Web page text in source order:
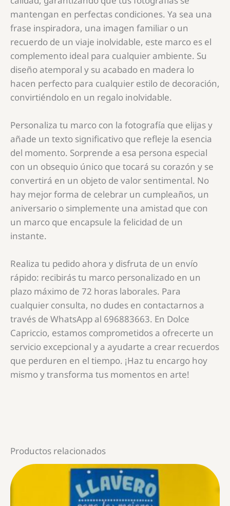
mantengan en perfectas condiciones. Ya sea una
frase inspiradora, una imagen familiar o un
recuerdo de un viaje inolvidable, este marco es el
complemento ideal para cualquier ambiente. Su
diseño atemporal y su acabado en madera lo
hacen perfecto para cualquier estilo de decoración,
convirtiéndolo en un regalo inolvidable.
Personaliza tu marco con la fotografía que elijas y
añade un texto significativo que refleje la esencia
del momento. Sorprende a esa persona especial
con un obsequio único que tocará su corazón y se
convertirá en un objeto de valor sentimental. No
hay mejor forma de celebrar un cumpleaños, un
aniversario o simplemente una amistad que con
un marco que encapsule la felicidad de un
instante.
Realiza tu pedido ahora y disfruta de un envío
rápido: recibirás tu marco personalizado en un
plazo máximo de 72 horas laborales. Para
cualquier consulta, no dudes en contactarnos a
través de WhatsApp al 696883663. En Dolce
Capriccio, estamos comprometidos a ofrecerte un
servicio excepcional y a ayudarte a crear recuerdos
que perduren en el tiempo. ¡Haz tu encargo hoy
mismo y transforma tus momentos en arte!
Productos relacionados